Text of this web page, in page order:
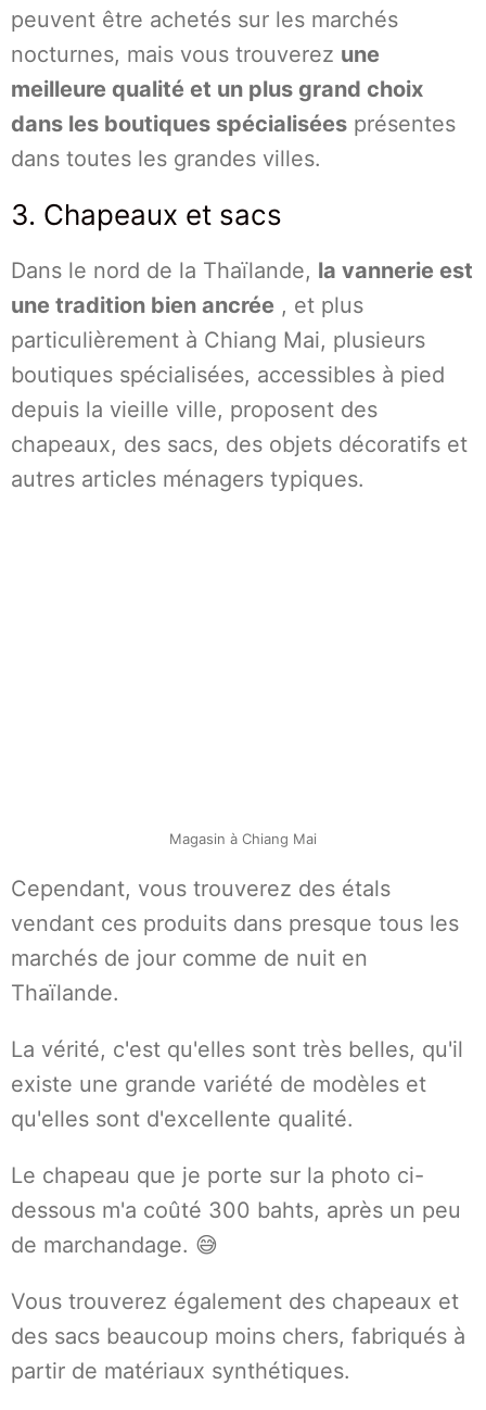
peuvent être achetés sur les marchés
nocturnes, mais vous trouverez une
meilleure qualité et un plus grand choix
dans les boutiques spécialisées présentes
dans toutes les grandes villes.
3. Chapeaux et sacs
Dans le nord de la Thaïlande, la vannerie est
une tradition bien ancrée , et plus
particulièrement à Chiang Mai, plusieurs
boutiques spécialisées, accessibles à pied
depuis la vieille ville, proposent des
chapeaux, des sacs, des objets décoratifs et
autres articles ménagers typiques.
Magasin à Chiang Mai
Cependant, vous trouverez des étals
vendant ces produits dans presque tous les
marchés de jour comme de nuit en
Thaïlande.
La vérité, c'est qu'elles sont très belles, qu'il
existe une grande variété de modèles et
qu'elles sont d'excellente qualité.
Le chapeau que je porte sur la photo ci-
dessous m'a coûté 300 bahts, après un peu
de marchandage. 😅
Vous trouverez également des chapeaux et
des sacs beaucoup moins chers, fabriqués à
partir de matériaux synthétiques.